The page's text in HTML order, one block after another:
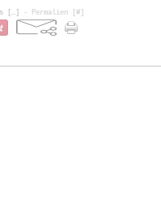
[ …] - Permalien [ #]